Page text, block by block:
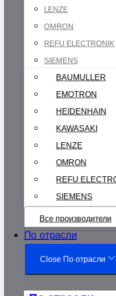
LENZE
OMRON
REFU ELECTRONIK
SIEMENS
BAUMULLER
EMOTRON
HEIDENHAIN
KAWASAKI
LENZE
OMRON
REFU
SIEMENS
Все производители
По отрасли
Close По отрасли